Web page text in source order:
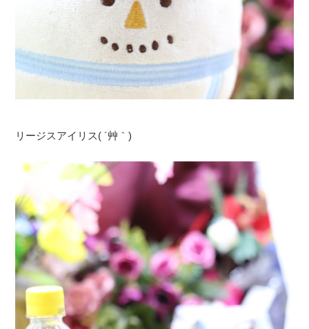
リージスアイリス( ´艸｀)